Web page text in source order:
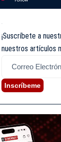
¡Suscríbete a
nuestros artículos
Inscríbeme